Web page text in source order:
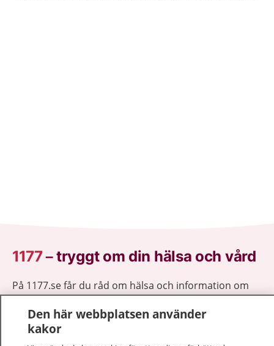
1177–tryggt om din hälsa och vård
På 1177.se får du råd om hälsa och information om
sjukdomar och vilka mottagningar du kan kontakta.
Logga in för att läsa din journal och göra dina
vårdärenden. Ring telefonnummer 1177 för
Den här webbplatsen använder
kakor